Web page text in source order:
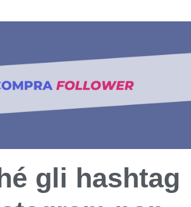
gli hashtag